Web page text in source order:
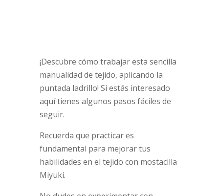
¡Descubre cómo trabajar esta sencilla
manualidad de tejido, aplicando la
puntada ladrillo! Si estás interesado
aquí tienes algunos pasos fáciles de
seguir.
Recuerda que practicar es
fundamental para mejorar tus
habilidades en el tejido con mostacilla
Miyuki.